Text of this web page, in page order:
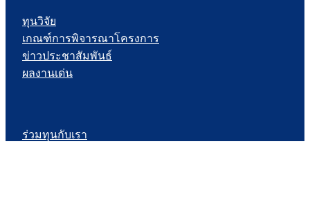
ทุนวิจัย
เกณฑ์การพิจารณาโครงการ
ข่าวประชาสัมพันธ์
ผลงานเด่น
ร่วมทุนกับเรา